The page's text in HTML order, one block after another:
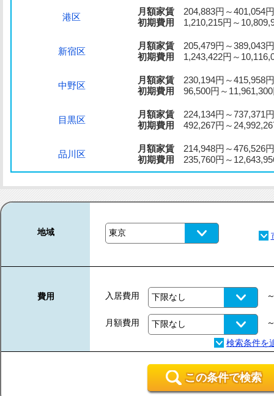
港区
月額家賃 204,883円～401,054円
初期費用
1,210,215円～
新宿区
月額家賃 205,479円～389,043円
初期費用
1,243,422円～
中野区
月額家賃 230,194円～415,958円
初期費用
96,500円～
目黒区
月額家賃 224,134円～737,371円
初期費用
492,267円～
品川区
月額家賃 214,948円～476,526円
初期費用
235,760円～
地域
費用 入居費用
月額費用
この条件で検索